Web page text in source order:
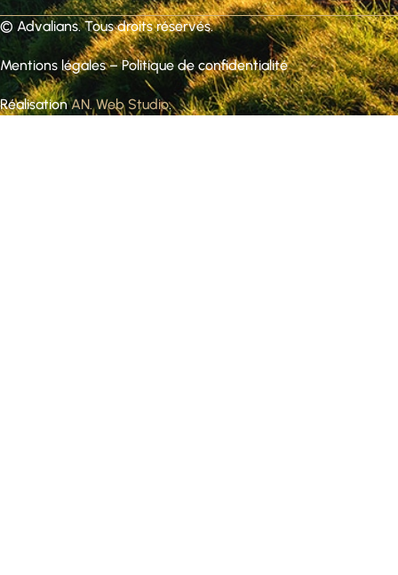
© Advalians. Tous droits réservés.
Mentions légales–Politique de confidentialité
RéalisationAN. Web Studio.